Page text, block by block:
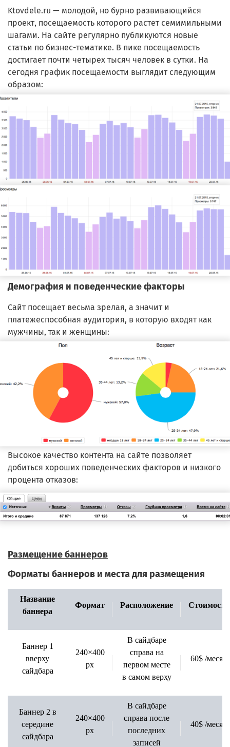
Ktovdele.ru — молодой, но бурно развивающийся
проект, посещаемость которого растет семимильными
шагами. На сайте регулярно публикуются новые
статьи по бизнес-тематике. В пике посещаемость
достигает почти четырех тысяч человек в сутки. На
сегодня график посещаемости выглядит следующим
образом:
Демография и поведенческие факторы
Сайт посещает весьма зрелая, а значит и
платежеспособная аудитория, в которую входят как
мужчины, так и женщины:
Высокое качество контента на сайте позволяет
добиться хороших поведенческих факторов и низкого
процента отказов:
Размещение баннеров
Форматы баннеров и места для размещения
Название
баннера
Формат Расположение Стоимость
Баннер 1
вверху
сайдбара
240×400
px
В сайдбаре
справа на
первом месте
в самом верху
60$ /месяц
Баннер 2 в
середине
сайдбара
240×400
px
В сайдбаре
справа после
последних
записей
40$ /месяц